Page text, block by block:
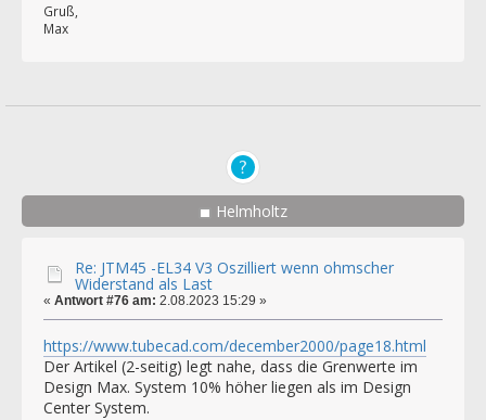
Gruß,
Max
Helmholtz
Re: JTM45 -EL34 V3 Oszilliert wenn ohmscher
Widerstand als Last
« Antwort #76 am: 2.08.2023 15:29 »
https://www.tubecad.com/december2000/page18.html
Der Artikel (2-seitig) legt nahe, dass die Grenwerte im
Design Max. System 10% höher liegen als im Design
Center System.